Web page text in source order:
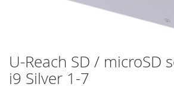
U-Reach SD / microSD
i9 Silver 1-7
Ugrás
a
képgaléria